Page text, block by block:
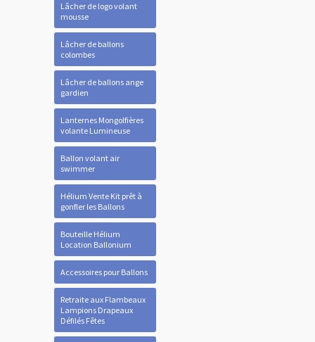
Lâcher de logo volant
mousse
Lâcher de ballons
colombes
Lâcher de ballons ange
gardien
Lanternes Mongolfières
volante Lumineuse
Ballon volant air
swimmer
Hélium Vente Kit prêt à
gonfler les Ballons
Bouteille Hélium
Location Ballonium
Accessoires pour Ballons
Retraite aux Flambeaux
Lampions Drapeaux
Défilés Fêtes